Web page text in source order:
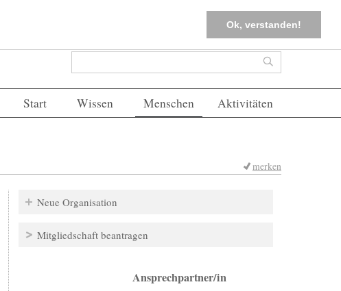
Ok, verstanden!
FAQs Einloggen
Suchformular Suche
Start Wissen Menschen Aktivitäten
merken
Neue Organisation
Mitgliedschaft beantragen
Ansprechpartner/in